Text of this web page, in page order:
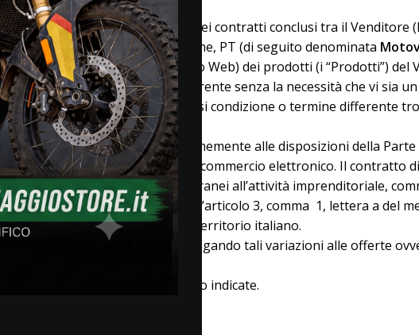
formano parte integrante dei contratti conclusi tra il Venditore
51015, Monsummano Terme, PT (di seguito denominata
(di seguito denominato Sito Web) dei prodotti (i “Prodotti”) del
tra il Venditore e l’Acquirente senza la necessità che vi sia
singola transazione. Qualsiasi condizione o termine differente
effettuati sul Sito Web, conformemente alle disposizioni della
e dal D.lgs. 70/2003 in materia di commercio elettronico. Il contratto
fisica che agisce per fini estranei all’attività imprenditoriale,
Acquirente), come definita all’articolo 3, comma 1, lettera a del
per la consegna sul territorio italiano.
Generali di Vendita, allegando tali variazioni alle offerte
le condizioni di vendita di seguito indicate.